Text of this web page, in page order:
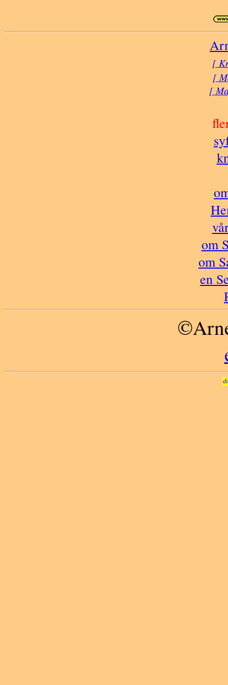
[
[
[
om
om
en